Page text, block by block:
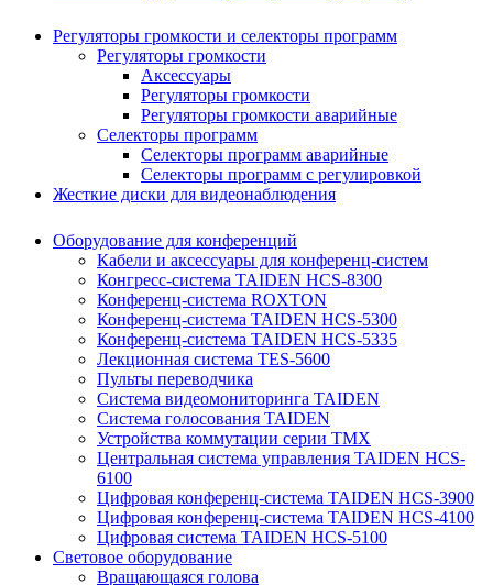
Регуляторы громкости и селекторы программ
Регуляторы громкости
Аксессуары
Регуляторы громкости
Регуляторы громкости аварийные
Селекторы программ
Селекторы программ аварийные
Селекторы программ с регулировкой
Жесткие диски для видеонаблюдения
Оборудование для конференций
Кабели и аксессуары для конференц-систем
Конгресс-система TAIDEN HCS-8300
Конференц-система ROXTON
Конференц-система TAIDEN HCS-5300
Конференц-система TAIDEN HCS-5335
Лекционная система TES-5600
Пульты переводчика
Система видеомониторинга TAIDEN
Система голосования TAIDEN
Устройства коммутации серии TMX
Центральная система управления TAIDEN HCS-
6100
Цифровая конференц-система TAIDEN HCS-3900
Цифровая конференц-система TAIDEN HCS-4100
Цифровая система TAIDEN HCS-5100
Световое оборудование
Вращающаяся голова